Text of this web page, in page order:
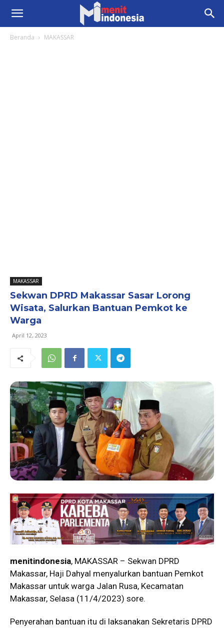
Beranda MAKASSAR
MAKASSAR
Sekwan DPRD Makassar Sasar Lorong
Wisata, Salurkan Bantuan Pemkot ke
Warga
April 12, 2023
menitindonesia, MAKASSAR – Sekwan DPRD
Makassar, Haji Dahyal menyalurkan bantuan Pemkot
Makassar untuk warga Jalan Rusa, Kecamatan
Makassar, Selasa (11/4/2023) sore.
Penyerahan bantuan itu di laksanakan Sekretaris DPRD